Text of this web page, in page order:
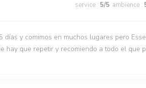
service : 5/5 ambience :
días y comimos en muchos lugares pero
hay que repetir y recomiendo a todo el que